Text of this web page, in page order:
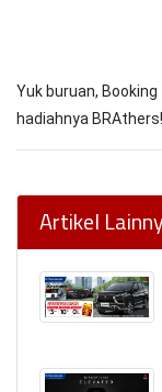
Yuk buruan,
hadiahnya BRAthers!
Artikel